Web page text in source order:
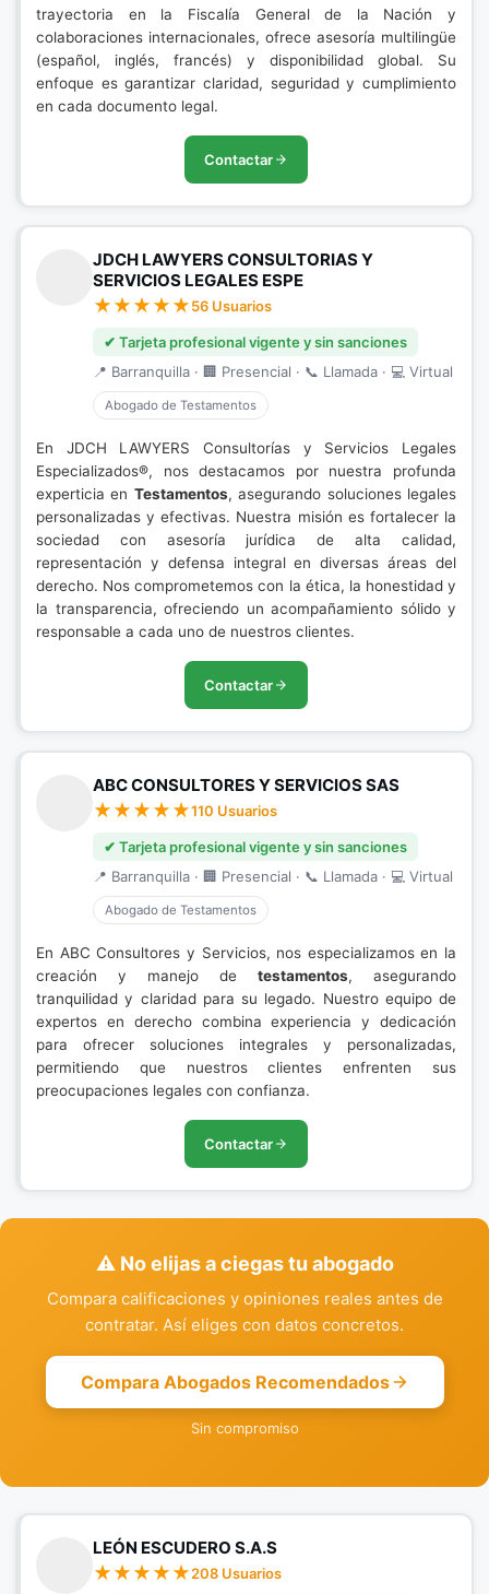
trayectoria en la Fiscalía General de la Nación y
colaboraciones internacionales, ofrece asesoría multilingüe
(español, inglés, francés) y disponibilidad global. Su
enfoque es garantizar claridad, seguridad y cumplimiento
en cada documento legal.
Contactar
JDCH LAWYERS CONSULTORIAS Y
SERVICIOS LEGALES ESPE
56 Usuarios
✔ Tarjeta profesional vigente y sin sanciones
📍 Barranquilla · 🏢 Presencial · 📞 Llamada · 💻 Virtual
Abogado de Testamentos
En JDCH LAWYERS Consultorías y Servicios Legales
Especializados®, nos destacamos por nuestra profunda
experticia en Testamentos, asegurando soluciones legales
personalizadas y efectivas. Nuestra misión es fortalecer la
sociedad con asesoría jurídica de alta calidad,
representación y defensa integral en diversas áreas del
derecho. Nos comprometemos con la ética, la honestidad y
la transparencia, ofreciendo un acompañamiento sólido y
responsable a cada uno de nuestros clientes.
Contactar
ABC CONSULTORES Y SERVICIOS SAS
110 Usuarios
✔ Tarjeta profesional vigente y sin sanciones
📍 Barranquilla · 🏢 Presencial · 📞 Llamada · 💻 Virtual
Abogado de Testamentos
En ABC Consultores y Servicios, nos especializamos en la
creación y manejo de testamentos, asegurando
tranquilidad y claridad para su legado. Nuestro equipo de
expertos en derecho combina experiencia y dedicación
para ofrecer soluciones integrales y personalizadas,
permitiendo que nuestros clientes enfrenten sus
preocupaciones legales con confianza.
Contactar
⚠️ No elijas a ciegas tu abogado
Compara calificaciones y opiniones reales antes de
contratar. Así eliges con datos concretos.
Compara Abogados Recomendados
Sin compromiso
LEÓN ESCUDERO S.A.S
208 Usuarios